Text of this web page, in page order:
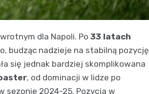
dla Napoli. Po 33 latach
budząc nadzieje na stabilną pozycję
się jednak bardziej skomplikowana
, od dominacji w lidze po
sezonie 2024-25. Pozycja w